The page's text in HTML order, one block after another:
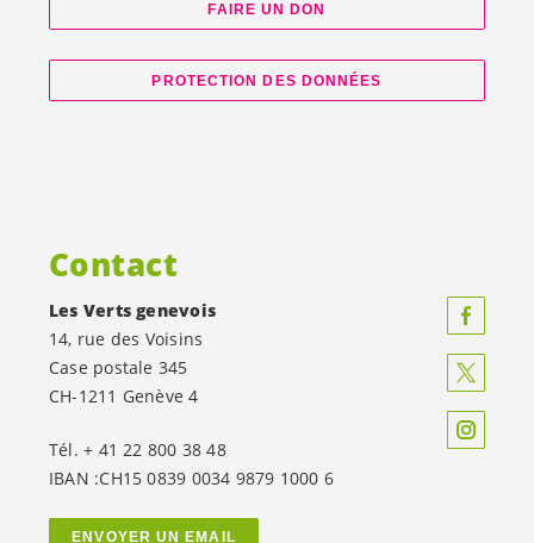
FAIRE UN DON
PROTECTION DES DONNÉES
Contact
Les Verts genevois
14, rue des Voisins
Case postale 345
CH-1211 Genève 4
Tél. + 41 22 800 38 48
IBAN :CH15 0839 0034 9879 1000 6
ENVOYER UN EMAIL